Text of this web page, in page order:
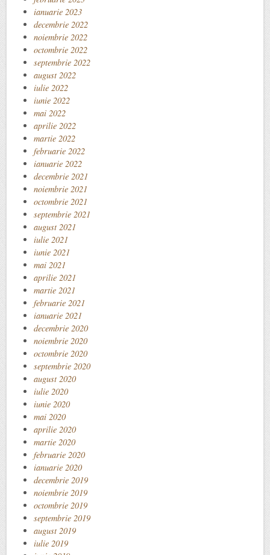
ianuarie 2023
decembrie 2022
noiembrie 2022
octombrie 2022
septembrie 2022
august 2022
iulie 2022
iunie 2022
mai 2022
aprilie 2022
martie 2022
februarie 2022
ianuarie 2022
decembrie 2021
noiembrie 2021
octombrie 2021
septembrie 2021
august 2021
iulie 2021
iunie 2021
mai 2021
aprilie 2021
martie 2021
februarie 2021
ianuarie 2021
decembrie 2020
noiembrie 2020
octombrie 2020
septembrie 2020
august 2020
iulie 2020
iunie 2020
mai 2020
aprilie 2020
martie 2020
februarie 2020
ianuarie 2020
decembrie 2019
noiembrie 2019
octombrie 2019
septembrie 2019
august 2019
iulie 2019